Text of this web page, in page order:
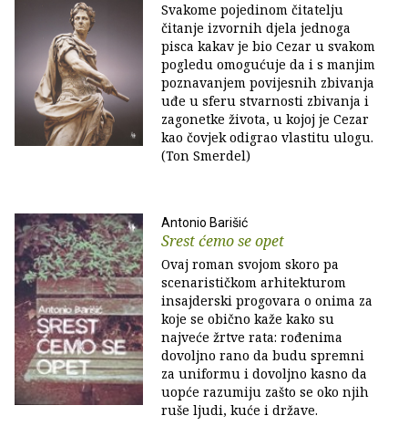
Svakome pojedinom čitatelju
čitanje izvornih djela jednoga
pisca kakav je bio Cezar u svakom
pogledu omogućuje da i s manjim
poznavanjem povijesnih zbivanja
uđe u sferu stvarnosti zbivanja i
zagonetke života, u kojoj je Cezar
kao čovjek odigrao vlastitu ulogu.
(Ton Smerdel)
Antonio Barišić
Srest ćemo se opet
Ovaj roman svojom skoro pa
scenarističkom arhitekturom
insajderski progovara o onima za
koje se obično kaže kako su
najveće žrtve rata: rođenima
dovoljno rano da budu spremni
za uniformu i dovoljno kasno da
uopće razumiju zašto se oko njih
ruše ljudi, kuće i države.